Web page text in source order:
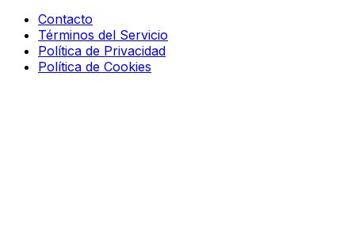
Contacto
Términos del Servicio
Política de Privacidad
Política de Cookies